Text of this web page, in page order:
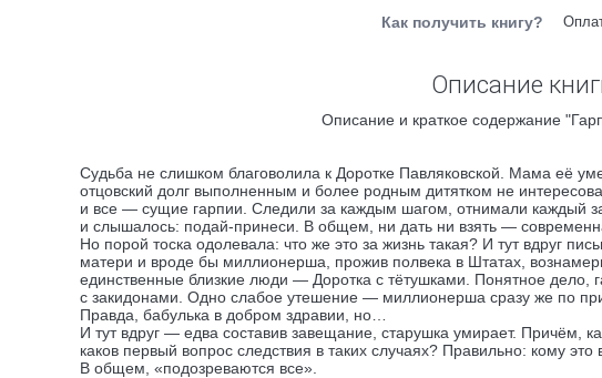
Как получить книгу?
Описание
Описание и краткое содержание
Судьба не слишком благоволила к Доротке Павляковской. Мама её
отцовский долг выполненным и более родным дитятком не
и все — сущие гарпии. Следили за каждым шагом, отнимали каждый
и слышалось: подай-принеси. В общем, ни дать ни взять —
Но порой тоска одолевала: что же это за жизнь такая? И тут вдруг
матери и вроде бы миллионерша, прожив полвека в Штатах,
единственные близкие люди — Доротка с тётушками. Понятное дело,
с закидонами. Одно слабое утешение — миллионерша сразу же по
Правда, бабулька в добром здравии, но…
И тут вдруг — едва составив завещание, старушка умирает. Причём,
каков первый вопрос следствия в таких случаях? Правильно: кому это
В общем, «подозреваются все».